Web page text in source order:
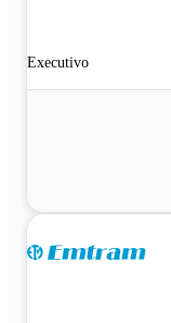
Executivo